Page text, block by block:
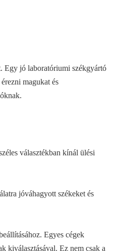
Egy jó laboratóriumi székgyártó
magukat és
választékban kínál ülési
jóváhagyott székeket és
Egyes cégek
kiválasztásával. Ez nem csak a